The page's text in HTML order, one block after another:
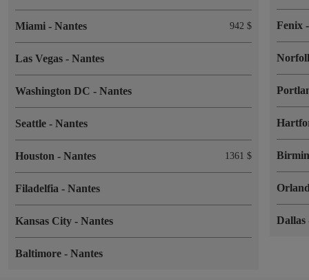
Miami - Nantes 942 $
Las Vegas - Nantes
Washington DC - Nantes
Seattle - Nantes
Houston - Nantes 1361 $
Filadelfia - Nantes
Kansas City - Nantes
Baltimore - Nantes
Fenix
Dallas